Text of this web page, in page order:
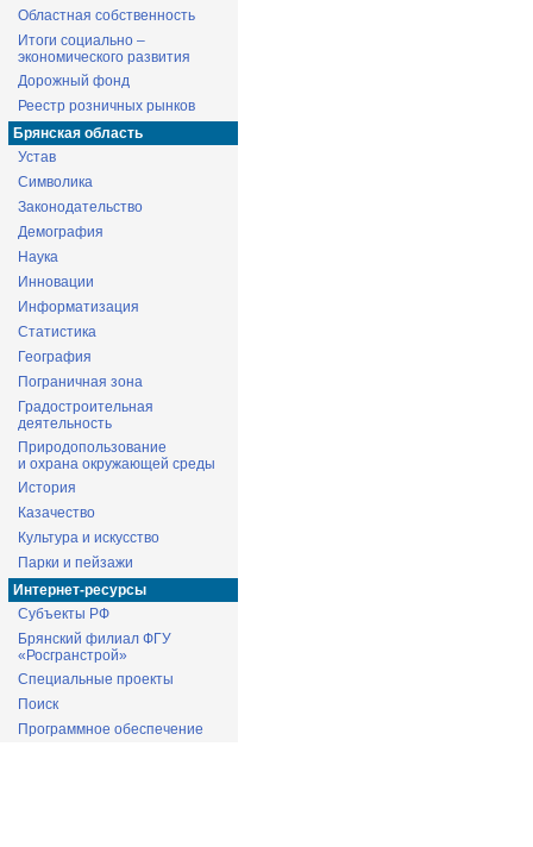
Областная собственность
Итоги социально –
экономического развития
Дорожный фонд
Реестр розничных рынков
Брянская область
Устав
Символика
Законодательство
Демография
Наука
Инновации
Информатизация
Статистика
География
Пограничная зона
Градостроительная
деятельность
Природопользование
и охрана окружающей среды
История
Казачество
Культура и искусство
Парки и пейзажи
Интернет-ресурсы
Субъекты РФ
Брянский филиал ФГУ
«Росгранстрой»
Специальные проекты
Поиск
Программное обеспечение